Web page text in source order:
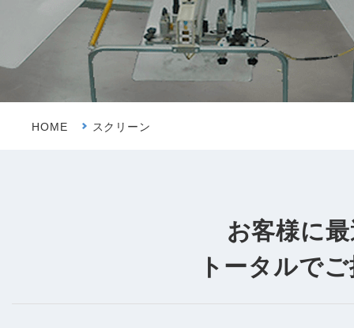
HOME スクリーン
お客様に
トータルで